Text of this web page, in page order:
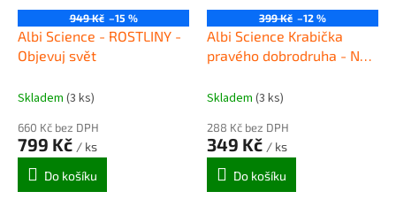
949 Kč –15 %
Albi Science - ROSTLINY -
Objevuj svět
Skladem (3 ks)
660 Kč bez DPH
799 Kč / ks
Do košíku
399 Kč –12 %
Albi Science Krabička
pravého dobrodruha - Na
Skladem (3 ks)
288 Kč bez DPH
349 Kč / ks
Do košíku